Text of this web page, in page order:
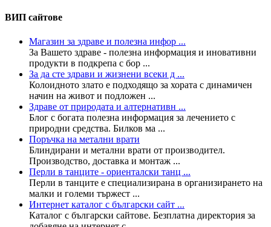
ВИП сайтове
Магазин за здраве и полезна инфор ...
За Вашето здраве - полезна информация и иновативни
продукти в подкрепа с бор ...
За да сте здрави и жизнени всеки д ...
Колoидното злато е подходящо за хората с динамичен
начин на живот и подложен ...
Здраве от природата и алтернативн ...
Блог с богата полезна информация за лечението с
природни средства. Билков ма ...
Поръчка на метални врати
Блиндирани и метални врати от производител.
Производство, доставка и монтаж ...
Перли в танците - ориенталски танц ...
Перли в танците е специализирана в организирането на
малки и големи тържест ...
Интернет каталог с български сайт ...
Каталог с български сайтове. Безплатна директория за